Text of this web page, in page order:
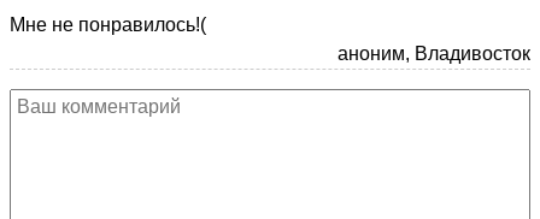
Мне не понравилось!(
аноним, Владивосток